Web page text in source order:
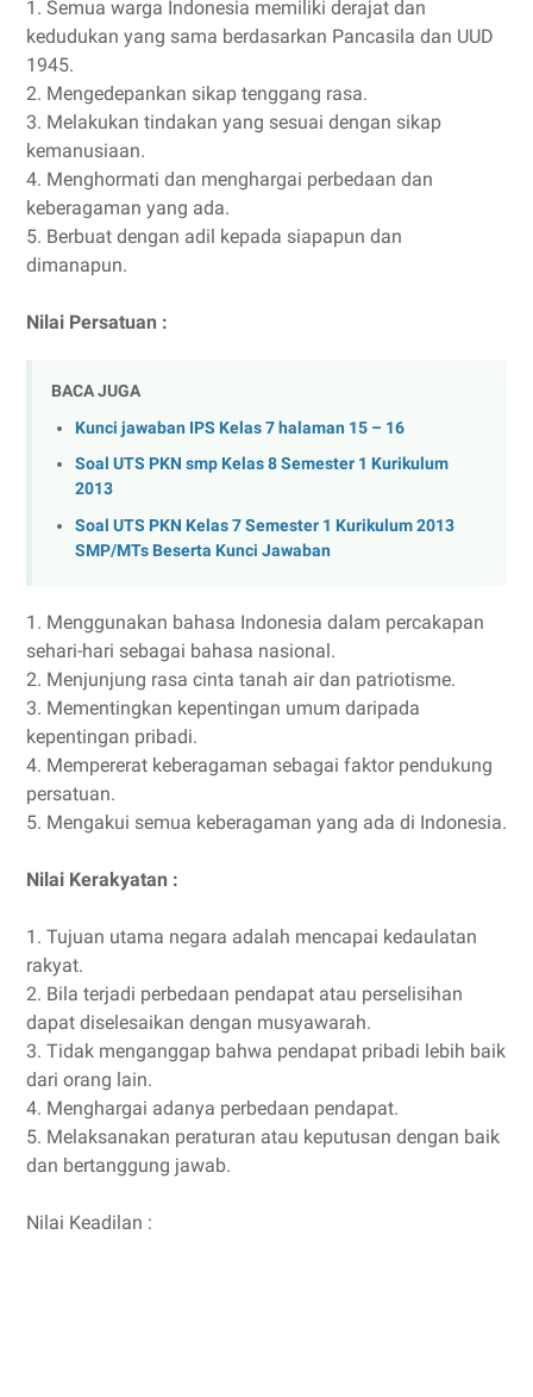
1. Semua warga Indonesia memiliki derajat dan
kedudukan yang sama berdasarkan Pancasila dan UUD
1945.
2. Mengedepankan sikap tenggang rasa.
3. Melakukan tindakan yang sesuai dengan sikap
kemanusiaan.
4. Menghormati dan menghargai perbedaan dan
keberagaman yang ada.
5. Berbuat dengan adil kepada siapapun dan
dimanapun.
Nilai Persatuan :
BACA JUGA
Kunci jawaban IPS Kelas 7 halaman 15 – 16
Soal UTS PKN smp Kelas 8 Semester 1 Kurikulum
2013
Soal UTS PKN Kelas 7 Semester 1 Kurikulum 2013
SMP/MTs Beserta Kunci Jawaban
1. Menggunakan bahasa Indonesia dalam percakapan
sehari-hari sebagai bahasa nasional.
2. Menjunjung rasa cinta tanah air dan patriotisme.
3. Mementingkan kepentingan umum daripada
kepentingan pribadi.
4. Mempererat keberagaman sebagai faktor pendukung
persatuan.
5. Mengakui semua keberagaman yang ada di Indonesia.
Nilai Kerakyatan :
1. Tujuan utama negara adalah mencapai kedaulatan
rakyat.
2. Bila terjadi perbedaan pendapat atau perselisihan
dapat diselesaikan dengan musyawarah.
3. Tidak menganggap bahwa pendapat pribadi lebih baik
dari orang lain.
4. Menghargai adanya perbedaan pendapat.
5. Melaksanakan peraturan atau keputusan dengan baik
dan bertanggung jawab.
Nilai Keadilan :